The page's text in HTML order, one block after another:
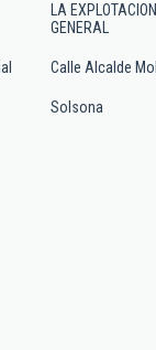
LA
GENERAL
Calle Alcalde
Solsona